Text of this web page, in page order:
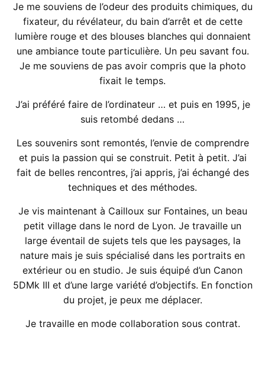
Je me souviens de l’odeur des produits chimiques, du
fixateur, du révélateur, du bain d’arrêt et de cette
lumière rouge et des blouses blanches qui donnaient
une ambiance toute particulière. Un peu savant fou.
Je me souviens de pas avoir compris que la photo
fixait le temps.
J’ai préféré faire de l’ordinateur … et puis en 1995, je
suis retombé dedans …
Les souvenirs sont remontés, l’envie de comprendre
et puis la passion qui se construit. Petit à petit. J’ai
fait de belles rencontres, j’ai appris, j’ai échangé des
techniques et des méthodes.
Je vis maintenant à Cailloux sur Fontaines, un beau
petit village dans le nord de Lyon. Je travaille un
large éventail de sujets tels que les paysages, la
nature mais je suis spécialisé dans les portraits en
extérieur ou en studio. Je suis équipé d’un Canon
5DMk III et d’une large variété d’objectifs. En fonction
du projet, je peux me déplacer.
Je travaille en mode collaboration sous contrat.